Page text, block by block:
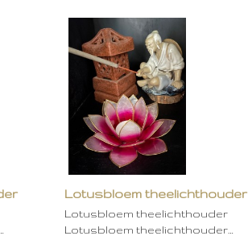
Lotusbloem theelichthouder
rose
Lotusbloem theelichthouder
Lotusbloem theelichthouder…